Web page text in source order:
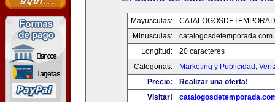
Mayusculas:
Minusculas:
catalogosdetemporada.com
Longitud:
20 caracteres
Categorias:
Marketing y Publicidad ,
Precio:
Realizar una oferta!
Visitar!